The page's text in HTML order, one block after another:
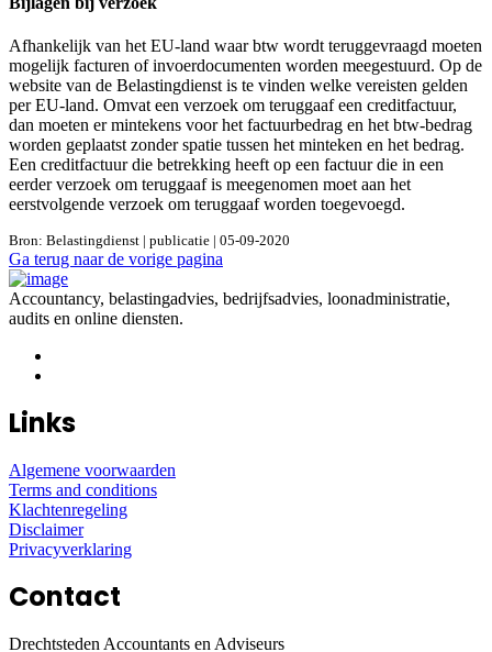
Afhankelijk van het EU-land waar btw wordt teruggevraagd moeten
mogelijk facturen of invoerdocumenten worden meegestuurd. Op de
website van de Belastingdienst is te vinden welke vereisten gelden
per EU-land. Omvat een verzoek om teruggaaf een creditfactuur,
dan moeten er mintekens voor het factuurbedrag en het btw-bedrag
worden geplaatst zonder spatie tussen het minteken en het bedrag.
Een creditfactuur die betrekking heeft op een factuur die in een
eerder verzoek om teruggaaf is meegenomen moet aan het
eerstvolgende verzoek om teruggaaf worden toegevoegd.
Bron: Belastingdienst | publicatie | 05-09-2020
Ga terug naar de vorige pagina
Accountancy, belastingadvies, bedrijfsadvies, loonadministratie,
audits en online diensten.
Links
Algemene voorwaarden
Terms and conditions
Klachtenregeling
Disclaimer
Privacyverklaring
Contact
Drechtsteden Accountants en Adviseurs